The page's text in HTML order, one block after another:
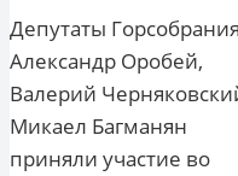
по
записям
Депутаты Горсобрания
Александр Оробей,
Валерий
Микаел Багманян
приняли участие во